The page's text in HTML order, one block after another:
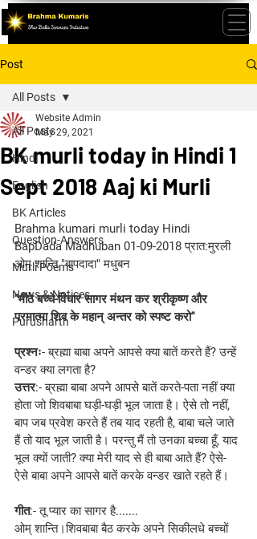
Post
All Posts
Hindi
English
BK Articles
Question-Answers
Murli Poems
News & Notices
Purusharth
All Posts
BK murli today in Hindi 1
Sept 2018 Aaj ki Murli
Website Admin
May 29, 2021
Brahma kumari murli today Hindi
BapDada Madhuban 01-09-2018 प्रात:मुरली
ओम् शान्ति "बापदादा" मधुबन
''मीठे बच्चे-विचार सागर मंथन कर श्रीकृष्ण और
परमात्मा शिव के महान् अन्तर को स्पष्ट करो''
प्रश्नः- ब्रह्मा बाबा अपने आपसे क्या बातें करते हैं? उन्हें
वन्डर क्या लगता है?
उत्तर:- ब्रह्मा बाबा अपने आपसे बातें करते-पता नहीं क्या
होता जो शिवबाबा घड़ी-घड़ी भूल जाता है। ऐसे तो नहीं,
बाप जब प्रवेश करते हैं तब याद रहती है, बाबा चले जाते
हैं तो याद भूल जाती है। परन्तु मैं तो उनका बच्चा हूँ, याद
भूल क्यों जाती? क्या मेरी याद से ही बाबा आते हैं? ऐसे-
ऐसे बाबा अपने आपसे बातें करके वन्डर खाते रहते हैं।
गीत:- तू प्यार का सागर है.......
ओम् शान्ति।शिवबाबा बैठ करके अपने सिकीलधे बच्चों